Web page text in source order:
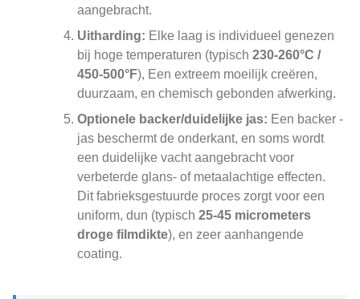
aangebracht.
Uitharding: Elke laag is individueel genezen
bij hoge temperaturen (typisch 230-260°C /
450-500°F), Een extreem moeilijk creëren,
duurzaam, en chemisch gebonden afwerking.
Optionele backer/duidelijke jas: Een backer -
jas beschermt de onderkant, en soms wordt
een duidelijke vacht aangebracht voor
verbeterde glans- of metaalachtige effecten.
Dit fabrieksgestuurde proces zorgt voor een
uniform, dun (typisch 25-45 micrometers
droge filmdikte), en zeer aanhangende
coating.